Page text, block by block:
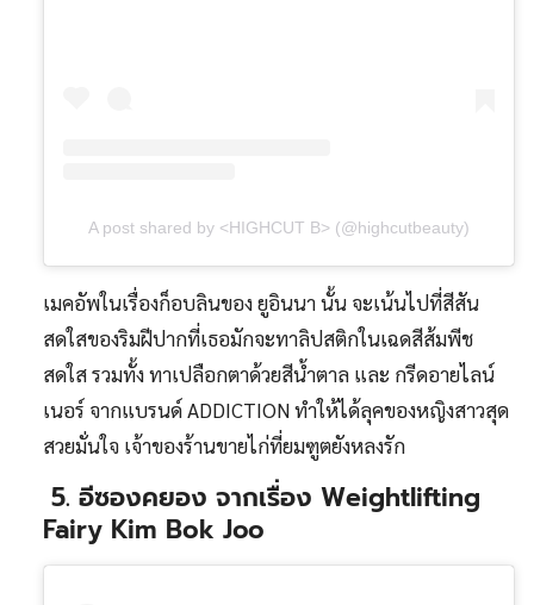
A post shared by <HIGHCUT B> (@highcutbeauty)
เมคอัพในเรื่องก็อบลินของ ยูอินนา นั้น จะเน้นไปที่สีสัน
สดใสของริมฝีปากที่เธอมักจะทาลิปสติกในเฉดสีส้มพีช
สดใส รวมทั้ง ทาเปลือกตาด้วยสีน้ำตาล และ กรีดอายไลน์
เนอร์ จากแบรนด์ ADDICTION ทำให้ได้ลุคของหญิงสาวสุด
สวยมั่นใจ เจ้าของร้านขายไก่ที่ยมฑูตยังหลงรัก
5. อีซองคยอง จากเรื่อง Weightlifting
Fairy Kim Bok Joo